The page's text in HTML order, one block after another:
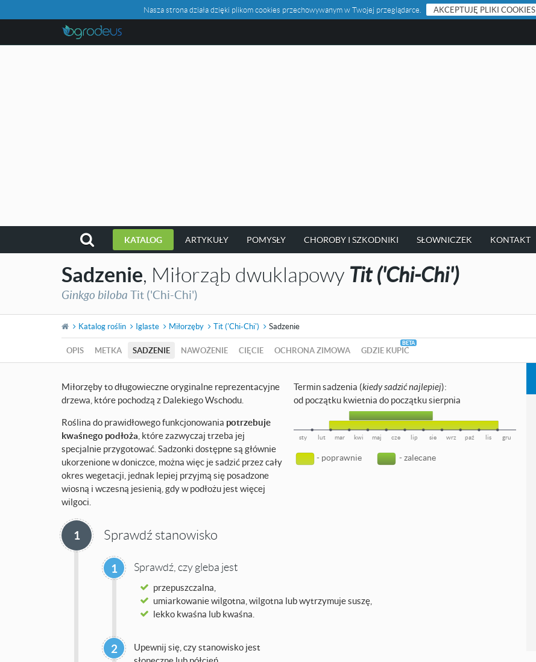
Nasza strona działa dzięki plikom cookies przechowywanym w Twojej przeglądarce. AKCEPTUJĘ PLIKI COOKIES
KATALOG ARTYKUŁY POMYSŁY CHOROBY I SZKODNIKI SŁOWNICZEK KONTAKT
Sadzenie, Miłorząb dwuklapowy Tit ('Chi-Chi')
Ginkgo biloba Tit ('Chi-Chi')
Katalog roślin Iglaste Miłorzęby Tit ('Chi-Chi') Sadzenie
OPIS METKA SADZENIE NAWOŻENIE CIĘCIE OCHRONA ZIMOWA GDZIE KUPIĆ
Miłorzęby to długowieczne oryginalne reprezentacyjne
drzewa, które pochodzą z Dalekiego Wschodu.
Roślina do prawidłowego funkcjonowania potrzebuje
kwaśnego podłoża , które zazwyczaj trzeba jej
specjalnie przygotować. Sadzonki dostępne są głównie
ukorzenione w doniczce, można więc je sadzić przez cały
okres wegetacji, jednak lepiej przyjmą się posadzone
wiosną i wczesną jesienią, gdy w podłożu jest więcej
wilgoci.
Termin sadzenia (kiedy sadzić najlepiej):
od początku kwietnia do początku sierpnia
sty lut mar kwi maj cze lip sie wrz paź lis gru
- poprawnie - zalecane
1 Sprawdź stanowisko
1 Sprawdź, czy gleba jest
przepuszczalna,
umiarkowanie wilgotna, wilgotna lub wytrzymuje suszę,
lekko kwaśna lub kwaśna.
2
Upewnij się, czy stanowisko jest